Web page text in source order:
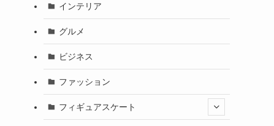
インテリア
グルメ
ビジネス
ファッション
フィギュアスケート